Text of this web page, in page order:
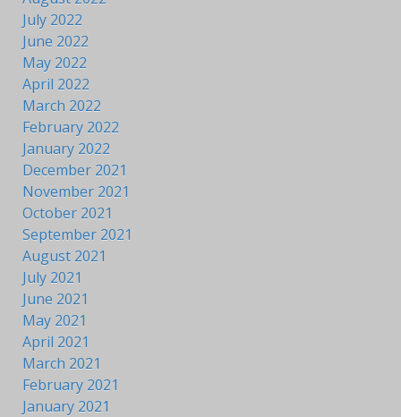
July 2022
June 2022
May 2022
April 2022
March 2022
February 2022
January 2022
December 2021
November 2021
October 2021
September 2021
August 2021
July 2021
June 2021
May 2021
April 2021
March 2021
February 2021
January 2021